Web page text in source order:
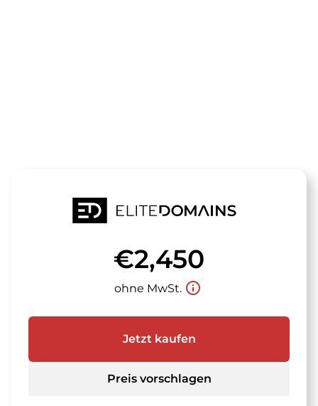
€2,450
ohne MwSt. info_outline
Jetzt kaufen
Preis vorschlagen